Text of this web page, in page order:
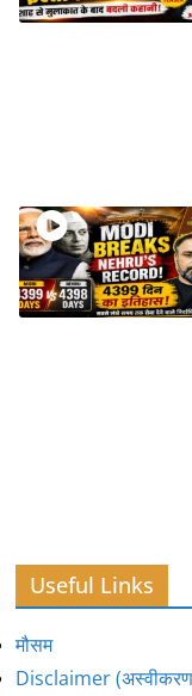
Useful Links
मौसम
Disclaimer